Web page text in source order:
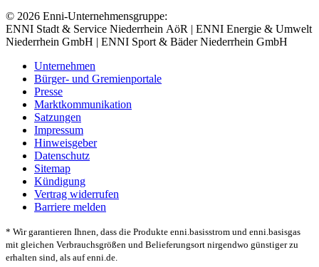
© 2026 Enni-Unternehmensgruppe:
ENNI Stadt & Service Niederrhein AöR | ENNI Energie & Umwelt
Niederrhein GmbH | ENNI Sport & Bäder Niederrhein GmbH
Unternehmen
Bürger- und Gremienportale
Presse
Marktkommunikation
Satzungen
Impressum
Hinweisgeber
Datenschutz
Sitemap
Kündigung
Vertrag widerrufen
Barriere melden
* Wir garantieren Ihnen, dass die Produkte enni.basisstrom und enni.basisgas
mit gleichen Verbrauchsgrößen und Belieferungsort nirgendwo günstiger zu
erhalten sind, als auf enni.de.